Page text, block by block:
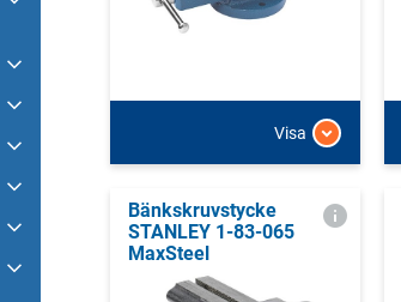
Visa
Bänkskruvstycke
STANLEY 1-83-065
MaxSteel